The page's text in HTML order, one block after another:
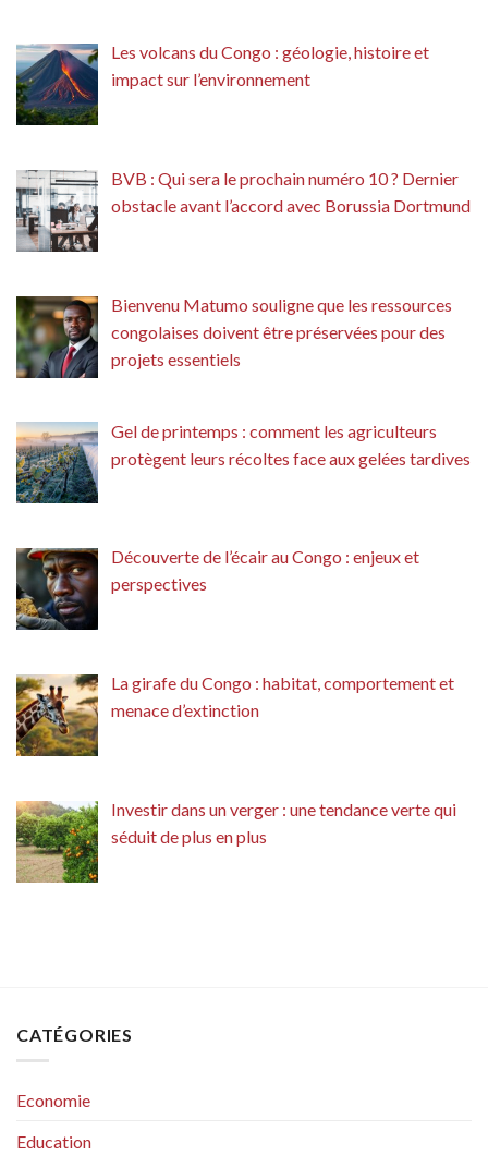
Les volcans du Congo : géologie, histoire et
impact sur l’environnement
BVB : Qui sera le prochain numéro 10 ? Dernier
obstacle avant l’accord avec Borussia Dortmund
Bienvenu Matumo souligne que les ressources
congolaises doivent être préservées pour des
projets essentiels
Gel de printemps : comment les agriculteurs
protègent leurs récoltes face aux gelées tardives
Découverte de l’écair au Congo : enjeux et
perspectives
La girafe du Congo : habitat, comportement et
menace d’extinction
Investir dans un verger : une tendance verte qui
séduit de plus en plus
CATÉGORIES
Economie
Education